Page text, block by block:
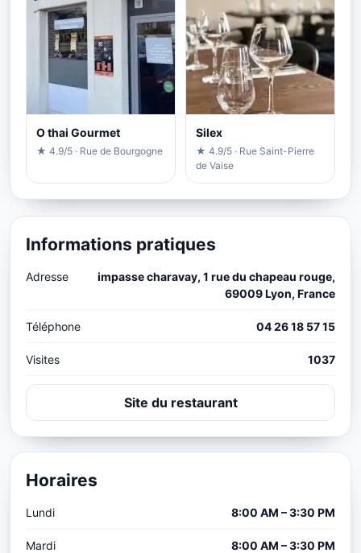
O thai Gourmet
★ 4.9/5 · Rue de Bourgogne
Silex
★ 4.9/5 · Rue Saint-Pierre
de Vaise
Informations pratiques
Adresse
impasse charavay, 1 rue du chapeau rouge,
69009 Lyon, France
Téléphone 04 26 18 57 15
Visites 1037
Site du restaurant
Horaires
Lundi 8:00 AM – 3:30 PM
Mardi 8:00 AM – 3:30 PM